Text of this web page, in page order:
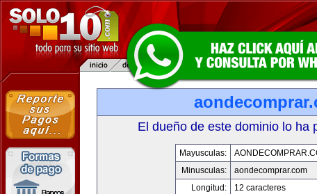
El dueño de este dominio lo ha
Mayusculas:
Minusculas:
aondecomprar.com
Longitud:
12 caracteres